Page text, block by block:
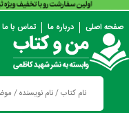
صفحه اصلی درباره ما تماس با ما